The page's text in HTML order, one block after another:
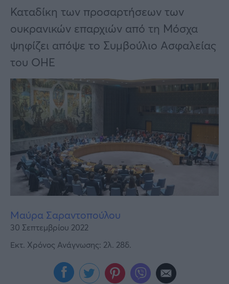
ΕΣΠΑ
Lifestyle
Αθλητικά
Υγεία
Γυναίκα
Καιρός
Καταδίκη των προσαρτήσεων των
ουκρανικών επαρχιών από τη Μόσχα
ψηφίζει απόψε το Συμβούλιο Ασφαλείας
του ΟΗΕ
Μαύρα Σαραντοπούλου
30 Σεπτεμβρίου 2022
Εκτ. Χρόνος Ανάγνωσης: 2λ. 28δ.